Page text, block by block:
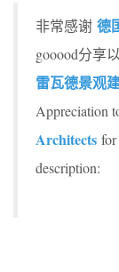
非常感谢 德
gooood分享
雷瓦德景观
Appreciation
Architects
description: